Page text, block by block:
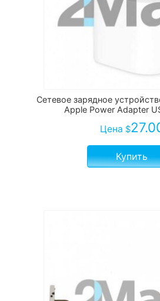
Сетевое зарядное
Apple Power Adapter
Цена $
Купить